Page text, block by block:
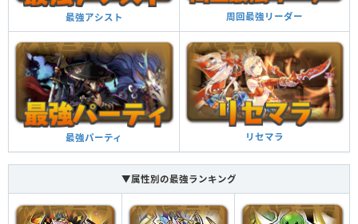
最強アシスト 周回最強リーダー
最強パーティ リセマラ
▼属性別の最強ランキング